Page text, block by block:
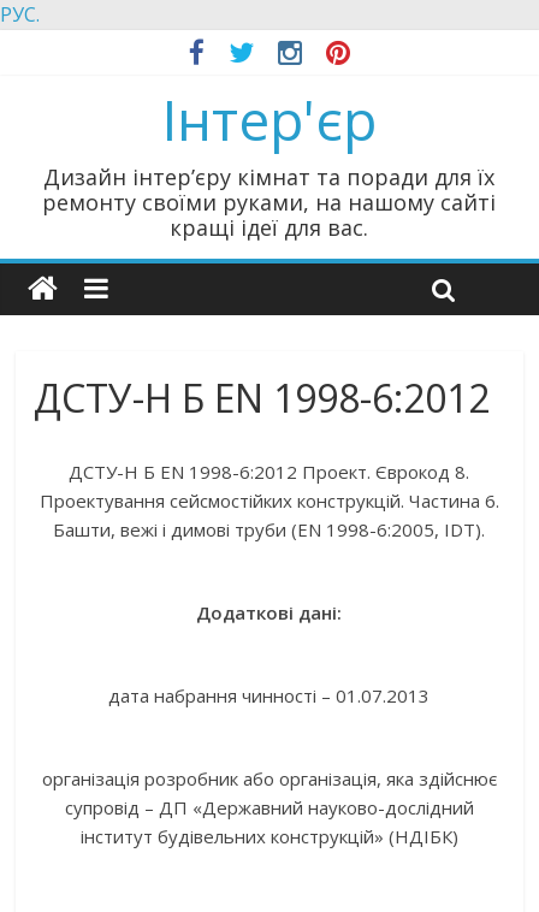
РУС.
Інтер'єр
Дизайн інтер’єру кімнат та поради для їх
ремонту своїми руками, на нашому сайті
кращі ідеї для вас.
ДСТУ-Н Б EN 1998-6:2012
ДСТУ-Н Б EN 1998-6:2012 Проект. Єврокод 8.
Проектування сейсмостійких конструкцій. Частина 6.
Башти, вежі і димові труби (EN 1998-6:2005, IDT).
Додаткові дані:
дата набрання чинності – 01.07.2013
організація розробник або організація, яка здійснює
супровід – ДП «Державний науково-дослідний
інститут будівельних конструкцій» (НДІБК)